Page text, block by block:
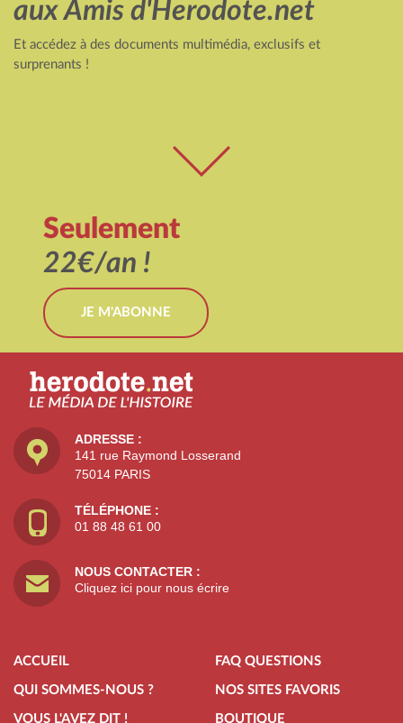
aux Amis d'Herodote.net
Et accédez à des documents multimédia, exclusifs et
surprenants !
Seulement
22€/an !
JE M'ABONNE
ADRESSE :
141 rue Raymond Losserand
75014 PARIS
TÉLÉPHONE :
01 88 48 61 00
NOUS CONTACTER :
Cliquez ici pour nous écrire
ACCUEIL
QUI SOMMES-NOUS ?
VOUS L'AVEZ DIT !
FAQ QUESTIONS
NOS SITES FAVORIS
BOUTIQUE